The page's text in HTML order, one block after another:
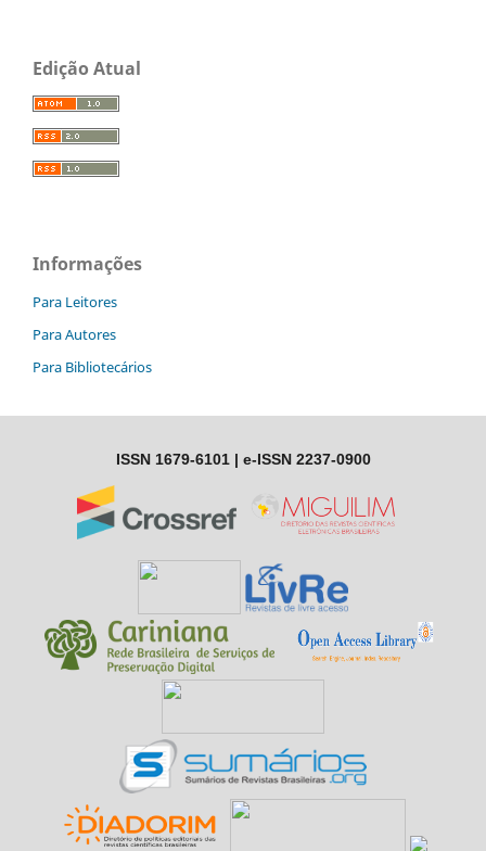
Edição Atual
Informações
Para Leitores
Para Autores
Para Bibliotecários
ISSN 1679-6101 | e-ISSN 2237-0900